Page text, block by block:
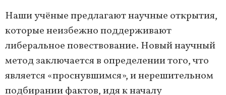
Наши учёные предлагают научные открытия,
которые неизбежно поддерживают
либеральное повествование. Новый научный
метод заключается в определении того, что
является «проснувшимся», и нерешительном
подбирании фактов, идя к началу